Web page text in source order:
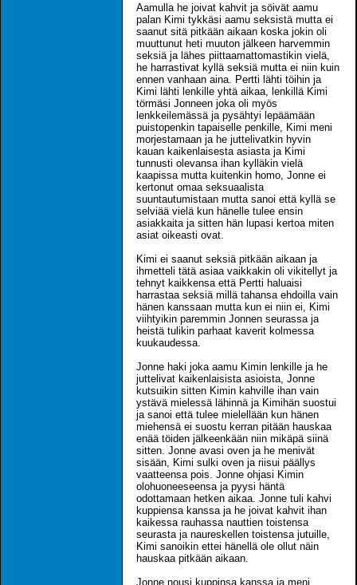
Aamulla he joivat kahvit ja söivät aamu
palan Kimi tykkäsi aamu seksistä mutta ei
saanut sitä pitkään aikaan koska jokin oli
muuttunut heti muuton jälkeen harvemmin
seksiä ja lähes piittaamattomastikin vielä,
he harrastivat kyllä seksiä mutta ei niin kuin
ennen vanhaan aina. Pertti lähti töihin ja
Kimi lähti lenkille yhtä aikaa, lenkillä Kimi
törmäsi Jonneen joka oli myös
lenkkeilemässä ja pysähtyi lepäämään
puistopenkin tapaiselle penkille, Kimi meni
morjestamaan ja he juttelivatkin hyvin
kauan kaikenlaisesta asiasta ja Kimi
tunnusti olevansa ihan kylläkin vielä
kaapissa mutta kuitenkin homo, Jonne ei
kertonut omaa seksuaalista
suuntautumistaan mutta sanoi että kyllä se
selviää vielä kun hänelle tulee ensin
asiakkaita ja sitten hän lupasi kertoa miten
asiat oikeasti ovat.
Kimi ei saanut seksiä pitkään aikaan ja
ihmetteli tätä asiaa vaikkakin oli vikitellyt ja
tehnyt kaikkensa että Pertti haluaisi
harrastaa seksiä millä tahansa ehdoilla vain
hänen kanssaan mutta kun ei niin ei, Kimi
viihtyikin paremmin Jonnen seurassa ja
heistä tulikin parhaat kaverit kolmessa
kuukaudessa.
Jonne haki joka aamu Kimin lenkille ja he
juttelivat kaikenlaisista asioista, Jonne
kutsuikin sitten Kimin kahville ihan vain
ystävä mielessä lähinnä ja Kimihän suostui
ja sanoi että tulee mielellään kun hänen
miehensä ei suostu kerran pitään hauskaa
enää töiden jälkeenkään niin mikäpä siinä
sitten. Jonne avasi oven ja he menivät
sisään, Kimi sulki oven ja riisui päällys
vaatteensa pois. Jonne ohjasi Kimin
olohuoneeseensa ja pyysi häntä
odottamaan hetken aikaa. Jonne tuli kahvi
kuppiensa kanssa ja he joivat kahvit ihan
kaikessa rauhassa nauttien toistensa
seurasta ja naureskellen toistensa jutuille,
Kimi sanoikin ettei hänellä ole ollut näin
hauskaa pitkään aikaan.
Jonne nousi kuppinsa kanssa ja meni